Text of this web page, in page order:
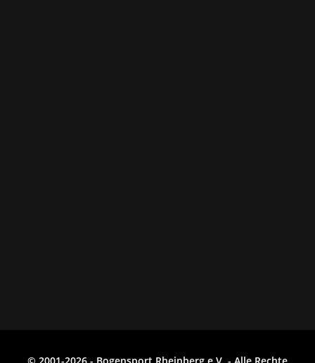
© 2001-2026 - Bogensport Rheinberg e.V. - Alle Rechte